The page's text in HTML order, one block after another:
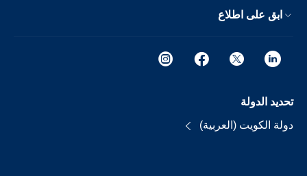
ابق على اطلاع
تحديد الدولة
دولة الكويت (العربية)